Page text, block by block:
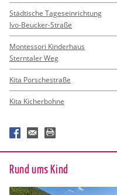
Städtische Tageseinrichtung
Ivo-Beucker-Straße
Montessori Kinderhaus
Sterntaler Weg
Kita Porschestraße
Kita Kicherbohne
Rund ums Kind